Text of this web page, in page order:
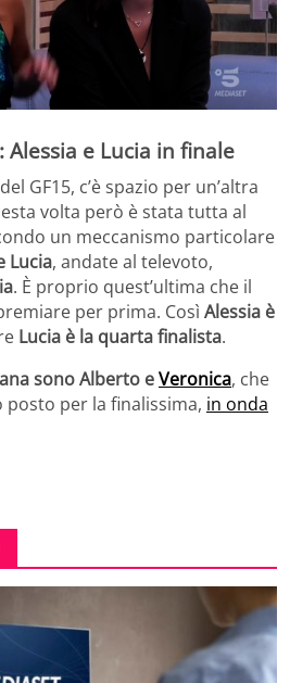
Alessia e Lucia in finale
GF15, c’è spazio per un’altra
volta però è stata tutta al
un meccanismo particolare
Lucia, andate al televoto,
. È proprio quest’ultima che il
per prima. Così Alessia è
Lucia è la quarta finalista.
sono Alberto eVeronica, che
posto per la finalissima, in onda